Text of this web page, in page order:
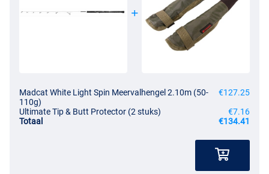
Madcat White Light Spin Meervalhengel 2.10m (50-
110g)
€127.25
Ultimate Tip & Butt Protector (2 stuks)
€7.16
Totaal
€134.41